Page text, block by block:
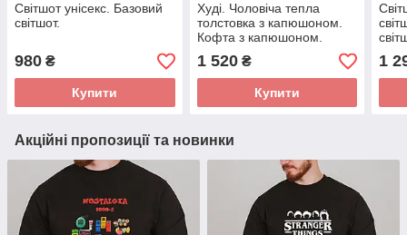
Світшот унісекс. Базовий
світшот.
980 ₴
Купити
Худі. Чоловіча тепла
толстовка з капюшоном.
Кофта з капюшоном.
Батник. Pornhub. ПорнХаб
1 520₴
Купити
1
Акційні пропозиції та новинки